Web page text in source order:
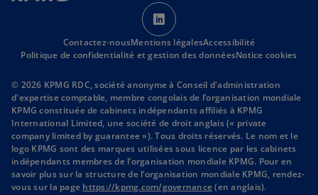
l
n
s
u
n
n
o
u
v
e
l
o
a
s
u
n
n
o
u
’
o
u
v
r
e
d
a
n
s
Contactez-nousMentions légalesAccessibilité
Politique de confidentialité et gestion des donnéesNotice cookies
© 2026 KPMG RDC, société anonyme à Conseil d'administration
d'expertise comptable, membre congolais de l’organisation mondiale
KPMG constituée de cabinets indépendants affiliés à KPMG
International Limited, une société de droit anglais (« private
company limited by guarantee »). Tous droits réservés. Le nom et le
logo KPMG sont des marques utilisées sous licence par les cabinets
indépendants membres de l’organisation mondiale KPMG. Pour en
savoir plus sur la structure de l’organisation mondiale KPMG, rendez-
vous sur la page https://kpmg.com/governance(en anglais).